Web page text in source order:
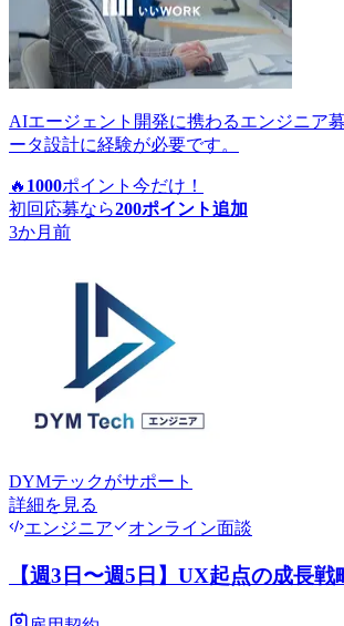
AIエージェント開発に携わるエンジニア
ータ設計に経験が必要です。
🔥 1000ポイント 今だけ！
初回応募なら200ポイント追加
3か月前
DYMテックがサポート
詳細を見る
エンジニア
オンライン面談
【週3日〜週5日】UX起点の成長戦